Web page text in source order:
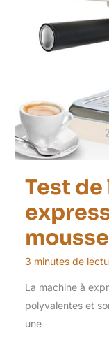
Test de
3 minutes de
La machine à
polyvalentes et
une